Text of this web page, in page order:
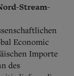
Stream-
Economic
Importe
des